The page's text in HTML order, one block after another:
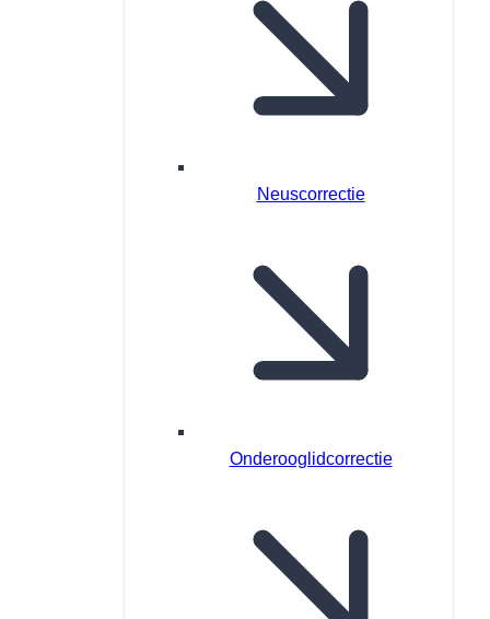
Neuscorrectie
Onderooglidcorrectie